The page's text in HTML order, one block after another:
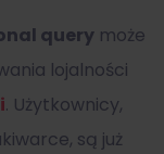
query może
lojalności
. Użytkownicy,
są już